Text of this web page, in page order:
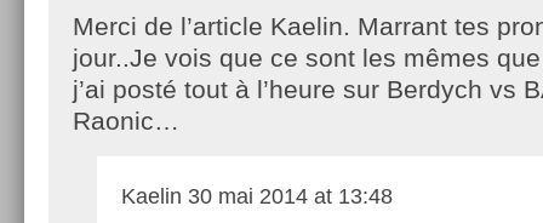
Merci de l’article Kaelin. Marrant tes
jour..Je vois que ce sont les mêmes
j’ai posté tout à l’heure sur Berdych vs
Raonic…
Kaelin 30 mai 2014 at 13:48